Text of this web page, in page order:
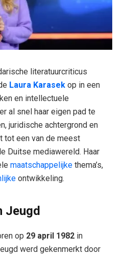
literatuurcriticus
Laura Karasek op in een
en intellectuele
al snel haar eigen pad te
juridische achtergrond en
tot een van de meest
Duitse mediawereld. Haar
maatschappelijke thema’s,
ontwikkeling.
Jeugd
op 29 april 1982 in
werd gekenmerkt door